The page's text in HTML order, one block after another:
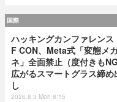
国際
ハッキングカンファレンス
F CON、Meta式「変態メ
ネ」全面禁止（度付きもNG
広がるスマートグラス締め
し
2026.8.3 Mon 8:15